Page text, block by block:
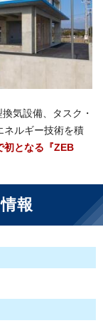
気設備、タスク・
ネルギー技術を積
初となる『ZEB
報